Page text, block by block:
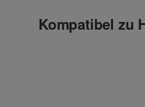
Kompatibel zu